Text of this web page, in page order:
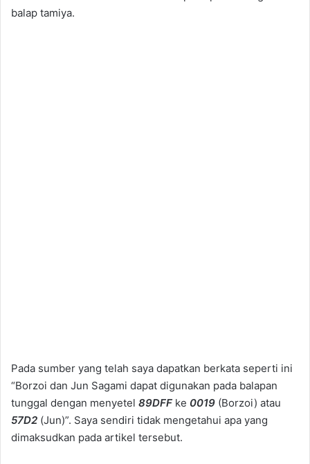
balap tamiya.
Pada sumber yang telah saya dapatkan berkata seperti ini
“Borzoi dan Jun Sagami dapat digunakan pada balapan
tunggal dengan menyetel 89DFF ke 0019 (Borzoi) atau
57D2 (Jun)”. Saya sendiri tidak mengetahui apa yang
dimaksudkan pada artikel tersebut.